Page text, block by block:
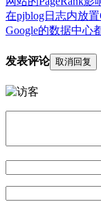
在pjblog日志内放置
Google的数据中心
发表评论 取消回复